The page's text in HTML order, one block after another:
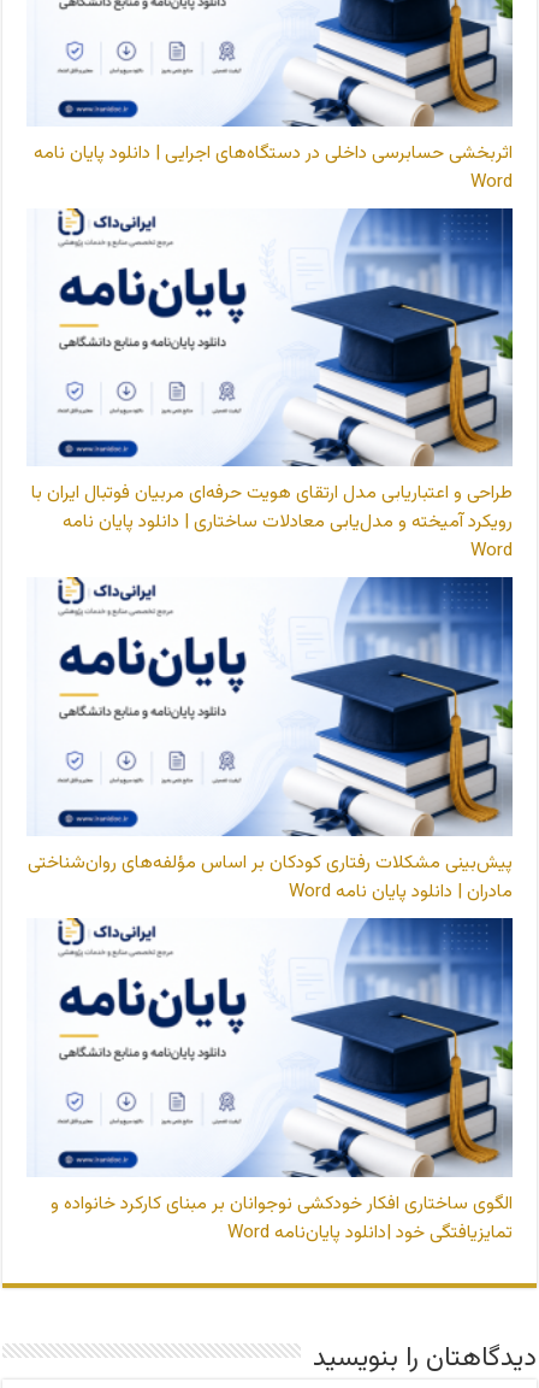
اثربخشی حسابرسی داخلی در دستگاه‌های اجرایی | دانلود پایان نامه
Word
طراحی و اعتباریابی مدل ارتقای هویت حرفه‌ای مربیان فوتبال ایران با
رویکرد آمیخته و مدل‌یابی معادلات ساختاری | دانلود پایان نامه
Word
پیش‌بینی مشکلات رفتاری کودکان بر اساس مؤلفه‌های روان‌شناختی
مادران | دانلود پایان نامه Word
الگوی ساختاری افکار خودکشی نوجوانان بر مبنای کارکرد خانواده و
تمایزیافتگی خود |دانلود پایان‌نامه Word
دیدگاهتان را بنویسید